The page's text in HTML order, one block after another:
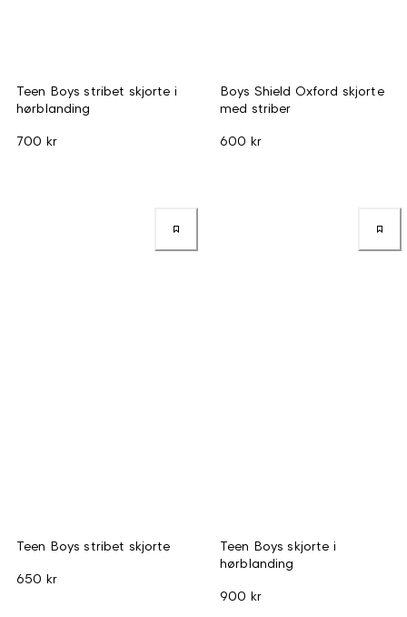
Teen Boys stribet skjorte i
hørblanding
700 kr
Boys Shield Oxford skjorte
med striber
600 kr
Teen Boys stribet skjorte
650 kr
Teen Boys skjorte i
hørblanding
900 kr